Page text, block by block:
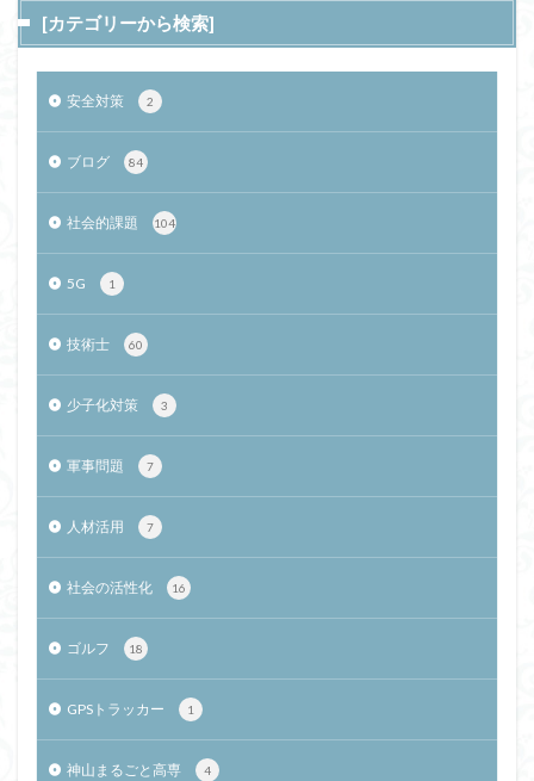
[カテゴリーから検索]
安全対策 2
ブログ 84
社会的課題 104
5G 1
技術士 60
少子化対策 3
軍事問題 7
人材活用 7
社会の活性化 16
ゴルフ 18
GPSトラッカー 1
神山まるごと高専 4